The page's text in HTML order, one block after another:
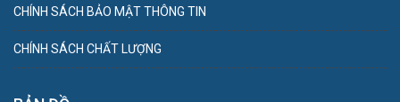
CHÍNH SÁCH BẢO MẬT THÔNG TIN
CHÍNH SÁCH CHẤT LƯỢNG